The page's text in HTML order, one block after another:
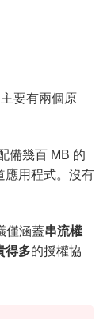
要有兩個原
備幾百 MB 的
應用程式。沒有
僅涵蓋串流權
得多的授權協